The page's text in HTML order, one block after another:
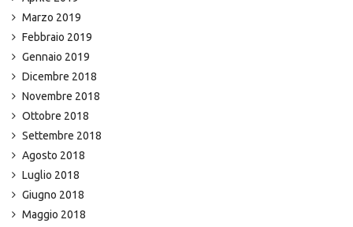
Marzo 2019
Febbraio 2019
Gennaio 2019
Dicembre 2018
Novembre 2018
Ottobre 2018
Settembre 2018
Agosto 2018
Luglio 2018
Giugno 2018
Maggio 2018